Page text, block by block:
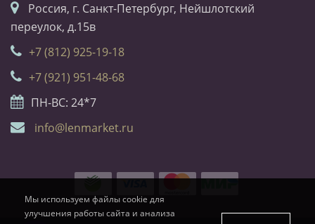
Россия, г. Санкт-Петербург, Нейшлотский
переулок, д.15в
+7 (812) 925-19-18
+7 (921) 951-48-68
ПН-ВС: 24*7
info@lenmarket.ru
Мы используем файлы cookie для
улучшения работы сайта и анализа